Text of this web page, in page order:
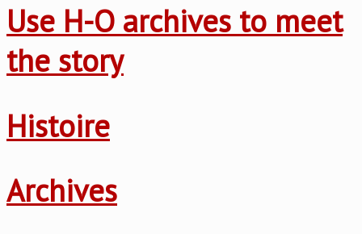
Use H-O archives to meet
the story
Histoire
Archives